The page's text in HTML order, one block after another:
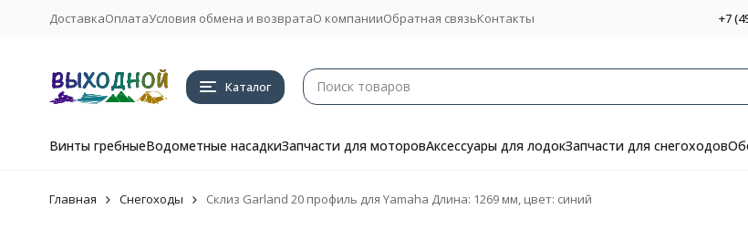
ДоставкаОплатаУсловия обмена и возвратаО компанииОбратная связьКонтакты +7
Каталог
Винты гребныеВодометные насадкиЗапчасти для моторовАксессуары для лодокЗапчасти для снегоходов
Главная Снегоходы Склиз Garland 20 профиль для Yamaha Длина: 1269 мм, цвет: синий